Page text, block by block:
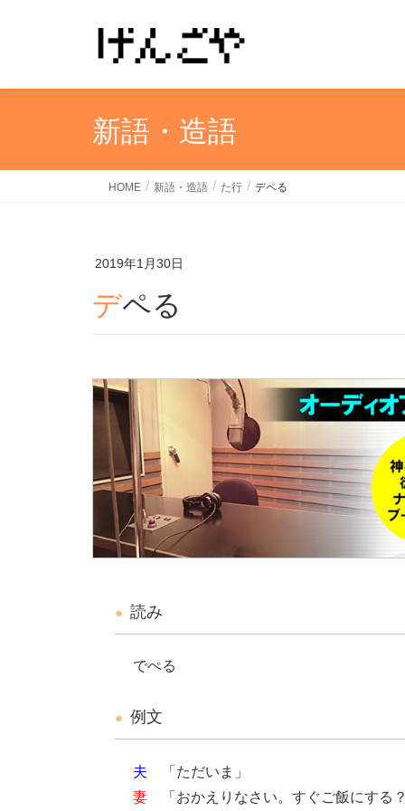
新語・造語
HOME 新語・造語 た行 デペる
2019年1月30日
デペる
読み
でぺる
例文
夫 「ただいま」
妻 「おかえりなさい。すぐご飯にする